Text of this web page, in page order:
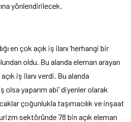
yönlendirilecek.
en çok açık iş ilanı ‘herhangi bir
oldu. Bu alanda eleman arayan
iş ilanı verdi. Bu alanda
olsa yaparım abi’ diyenler olarak
çoğunlukla taşımacılık ve inşaat
sektöründe 78 bin açık eleman